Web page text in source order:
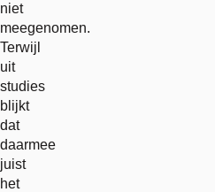
niet
meegenomen.
Terwijl
uit
studies
blijkt
dat
daarmee
juist
het